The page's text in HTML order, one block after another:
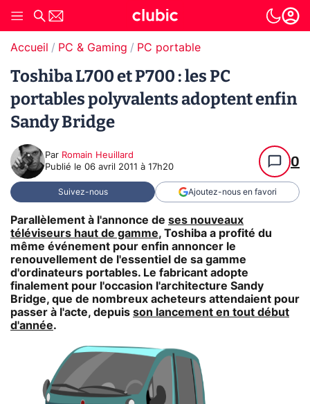
Accueil PC & Gaming PC portable
Toshiba L700 et P700 : les PC
portables polyvalents adoptent enfin
Sandy Bridge
Par Romain Heuillard
Publié le 06 avril 2011 à 17h20 0
Suivez-nous Ajoutez-nous en favori
Parallèlement à l'annonce de ses nouveaux
téléviseurs haut de gamme, Toshiba a profité du
même événement pour enfin annoncer le
renouvellement de l'essentiel de sa gamme
d'ordinateurs portables. Le fabricant adopte
finalement pour l'occasion l'architecture Sandy
Bridge, que de nombreux acheteurs attendaient pour
passer à l'acte, depuis son lancement en tout début
d'année.